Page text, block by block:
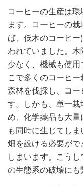
コーヒーの生産は
ます。コーヒーの
ば、低木のコーヒ
われていました。
少なく、機械も使
こで多くのコーヒー
森林を伐採し、コー
す。しかも、単一
め、化学薬品も大
も同時に生じてし
畑を設ける必要が
しまいます。こう
の生態系の破壊にも